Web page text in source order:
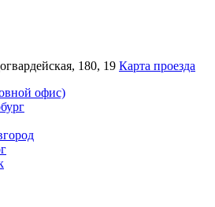
180, 19 Карта проезда
офис)